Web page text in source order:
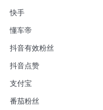
快手
懂车帝
抖音有效粉丝
抖音点赞
支付宝
番茄粉丝